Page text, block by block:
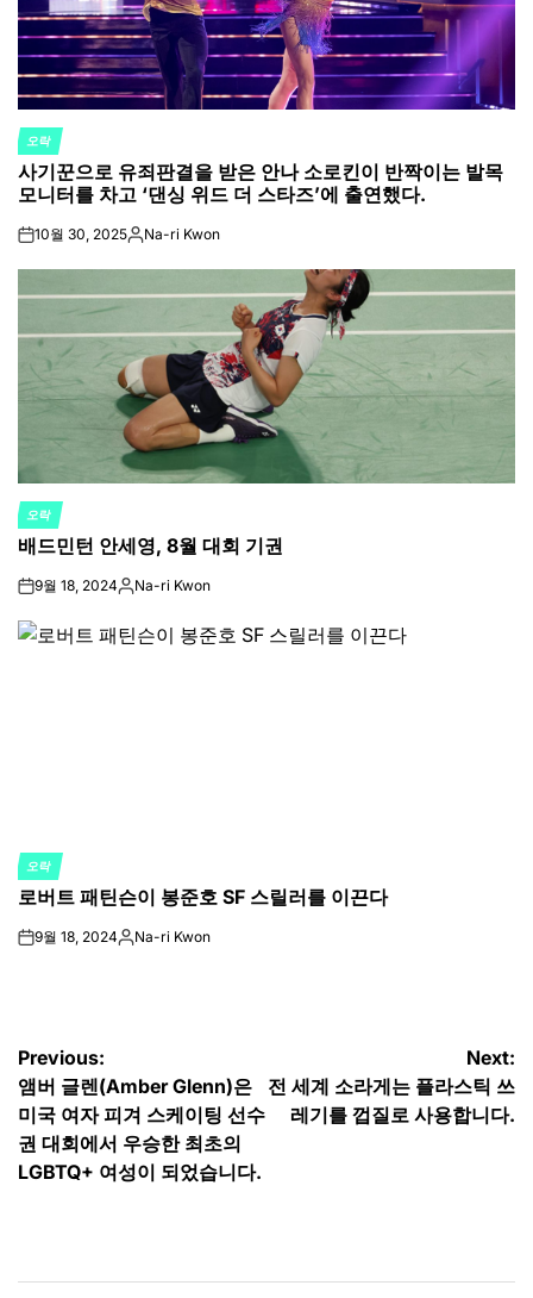
POSTED
IN
오락
사기꾼으로 유죄판결을 받은 안나 소로킨이 반짝이는 발목
모니터를 차고 ‘댄싱 위드 더 스타즈’에 출연했다.
on10월 30, 2025Posted
Na-ri Kwon
POSTED
IN
오락
배드민턴 안세영, 8월 대회 기권
on9월 18, 2024Posted
Na-ri Kwon
POSTED
IN
오락
로버트 패틴슨이 봉준호 SF 스릴러를 이끈다
on9월 18, 2024Posted
Na-ri Kwon
글
탐
색
Previous:
앰버 글렌(Amber Glenn)은
미국 여자 피겨 스케이팅 선수
권 대회에서 우승한 최초의
LGBTQ+ 여성이 되었습니다.
Next:
전 세계 소라게는 플라스틱 쓰
레기를 껍질로 사용합니다.